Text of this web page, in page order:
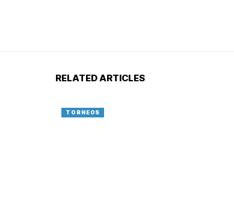
RELATED ARTICLES
TORNEOS